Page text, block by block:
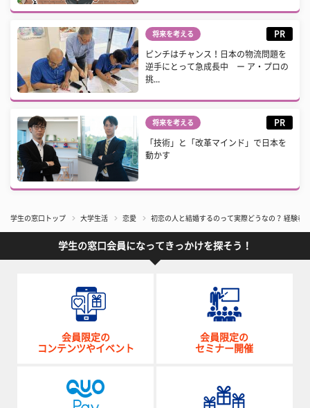
将来を考える PR
ピンチはチャンス！日本の物流問題を
逆手にとって急成長中 ー ア・プロの
挑...
将来を考える PR
「技術」と「改革マインド」で日本を
動かす
学生の窓口トップ 大学生活 恋愛 初恋の人と結婚するのって実際どうなの？ 経験者
学生の窓口会員になってきっかけを探そう！
会員限定の
コンテンツやイベント
会員限定の
セミナー開催